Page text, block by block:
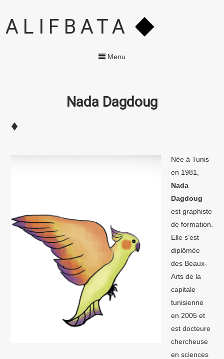
ALIFBATA
Menu
Nada Dagdoug
♦
Née à Tunis
en 1981,
Nada
Dagdoug
est graphiste
de formation.
Elle s’est
diplômée
des Beaux-
Arts de la
capitale
tunisienne
en 2005 et
est docteure
chercheuse
en sciences